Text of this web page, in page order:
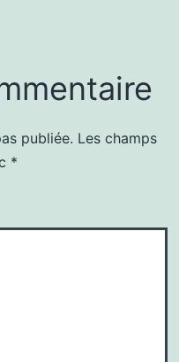
publiée. Les champs
*